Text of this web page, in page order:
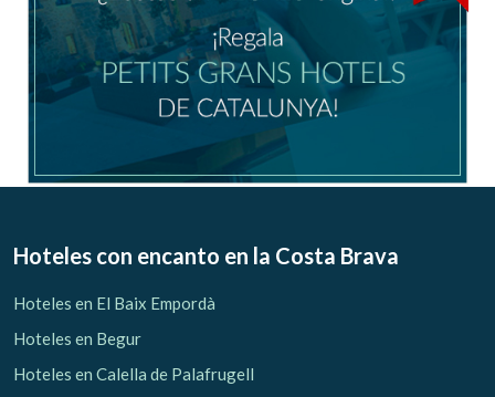
CA ES EN
Hoteles con encanto en la Costa Brava
Hoteles en El Baix Empordà
Hoteles en Begur
Hoteles en Calella de Palafrugell
Modificar cookies
Si continua navegando, supone la aceptación de la
de configurar su navegador pudiendo, si así lo desea,
deberá tener en cuenta que dicha acción podrá ocasionar